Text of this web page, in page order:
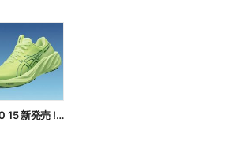
【アシックス】GT-2000 15 新発売 ! !(8/6予定)